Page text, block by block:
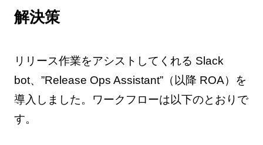
解決策
リリース作業をアシストしてくれる Slack
bot、”Release Ops Assistant”（以降 ROA）を
導入しました。ワークフローは以下のとおりで
す。